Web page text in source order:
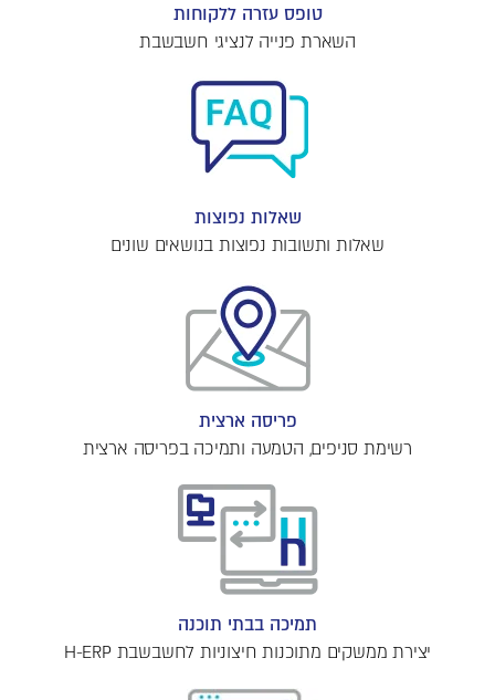
טופס עזרה ללקוחות
השארת פנייה לנציגי חשבשבת
שאלות נפוצות
שאלות ותשובות נפוצות בנושאים שונים
פריסה ארצית
רשימת סניפים, הטמעה ותמיכה בפריסה ארצית
תמיכה בבתי תוכנה
יצירת ממשקים מתוכנות חיצוניות לחשבשבת H-ERP